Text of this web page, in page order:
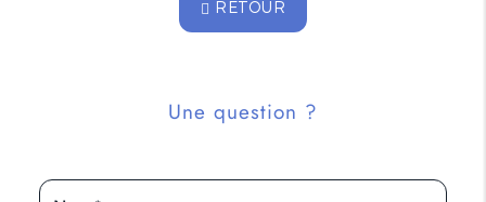
RETOUR
Une question ?